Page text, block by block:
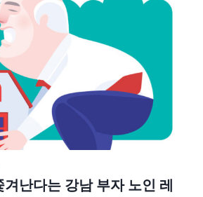
난다는 강남 부자 노인 레